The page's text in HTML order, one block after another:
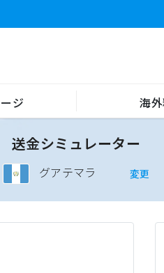
ジ 海
送金シミュレーター
グアテマラ 変更